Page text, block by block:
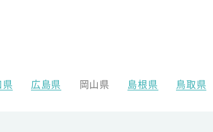
県 広島県 岡山県 島根県 鳥取県